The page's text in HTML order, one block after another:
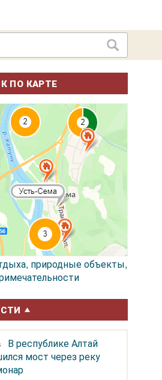
ПО КАРТЕ
природные объекты,
В республике Алтай
мост через реку